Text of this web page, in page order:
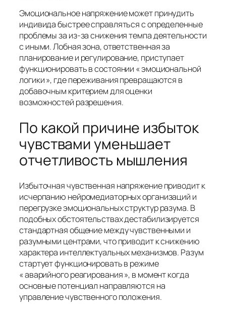
Эмоциональное напряжение может принудить
индивида быстрее справляться с определенные
проблемы за из-за снижения темпа деятельности
с иными. Лобная зона, ответственная за
планирование и регулирование, приступает
функционировать в состоянии « эмоциональной
логики », где переживания превращаются в
добавочным критерием для оценки
возможностей разрешения.
По какой причине избыток
чувствами уменьшает
отчетливость мышления
Избыточная чувственная напряжение приводит к
исчерпанию нейромедиаторных организаций и
перегрузке эмоциональных структур разума. В
подобных обстоятельствах дестабилизируется
стандартная общение между чувственными и
разумными центрами, что приводит к снижению
характера интеллектуальных механизмов. Разум
стартует функционировать в режиме
« аварийного реагирования », в момент когда
основные потенциал направляются на
управление чувственного положения.